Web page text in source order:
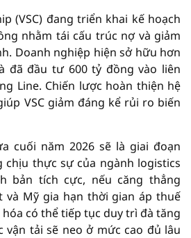
(VSC) đang triển khai kế hoạch
nhằm tái cấu trúc nợ và giảm
Doanh nghiệp hiện sở hữu hơn
đã đầu tư 600 tỷ đồng vào liên
Line. Chiến lược hoàn thiện hệ
VSC giảm đáng kể rủi ro biến
cuối năm 2026 sẽ là giai đoạn
chịu thực sự của ngành logistics
bản tích cực, nếu căng thẳng
và Mỹ gia hạn thời gian áp thuế
có thể tiếp tục duy trì đà tăng
tải sẽ neo ở mức cao đủ lâu